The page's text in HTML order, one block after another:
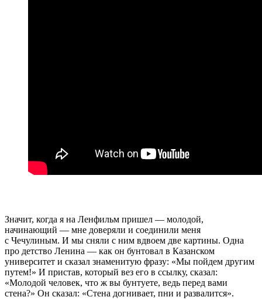
Значит, когда я на Ленфильм пришел — молодой,
начинающий — мне доверяли и соединили меня
с Чечулиным. И мы сняли с ним вдвоем две картины. Одна
про детство Ленина — как он бунтовал в Казанском
университет и сказал знаменитую фразу: «Мы пойдем другим
путем!» И пристав, который вез его в ссылку, сказал:
«Молодой человек, что ж вы бунтуете, ведь перед вами
стена?» Он сказал: «Стена догнивает, пни и развалится».